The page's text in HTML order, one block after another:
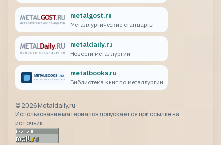
metalgost.ru
Металлургические стандарты
metaldaily.ru
Новости металлургии
metalbooks.ru
Библиотека книг по металлургии
©2026 Metaldaily.ru
Использование материалов допускается при ссылке на
источник.